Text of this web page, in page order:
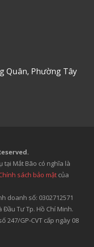
Quân, Phường Tây
tại Mắt Bão có nghĩa là
sách bảo mật của
doanh số: 0302712571
Đầu Tư Tp. Hồ Chí Minh.
247/GP-CVT cấp ngày 08